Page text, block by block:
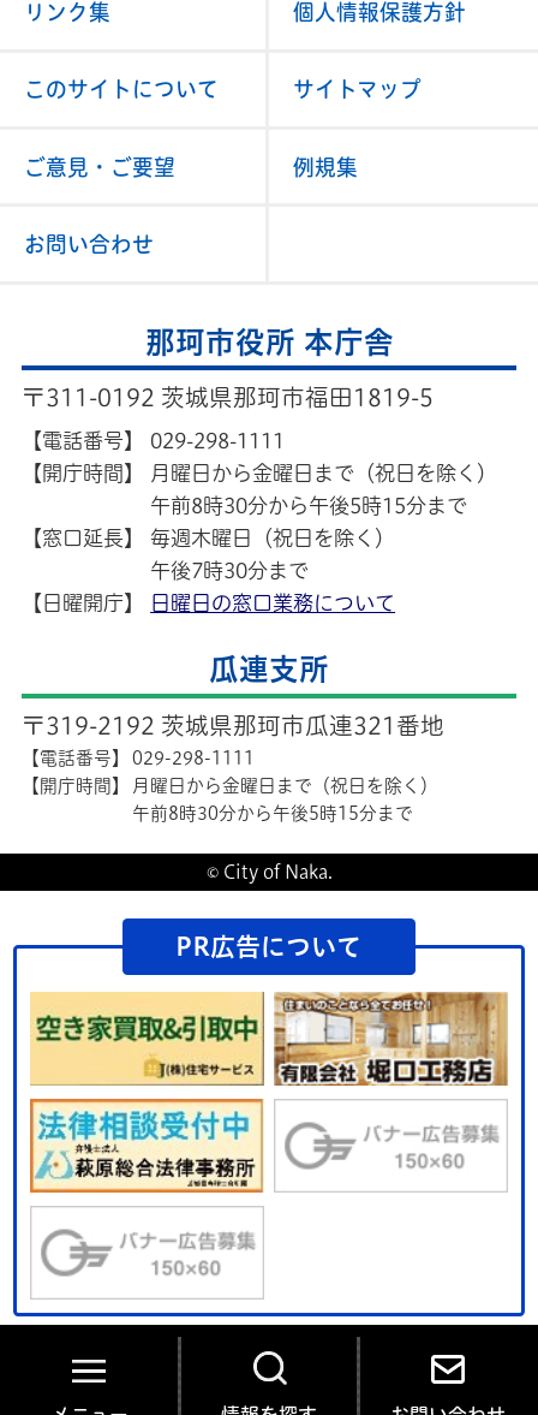
リンク集 個人情報保護方針
このサイトについて サイトマップ
ご意見・ご要望 例規集
お問い合わせ
那珂市役所 本庁舎
〒311-0192 茨城県那珂市福田1819-5
【電話番号】
029-298-1111
【開庁時間】
月曜日から金曜日まで（祝日を除く）
午前8時30分から午後5時15分まで
【窓口延長】
毎週木曜日（祝日を除く）
午後7時30分まで
【日曜開庁】
日曜日の窓口業務について
瓜連支所
〒319-2192 茨城県那珂市瓜連321番地
【電話番号】
029-298-1111
【開庁時間】
月曜日から金曜日まで（祝日を除く）
午前8時30分から午後5時15分まで
© City of Naka.
PR広告について